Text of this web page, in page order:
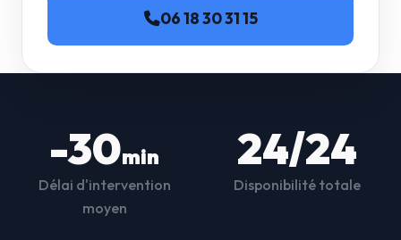
06 18 30 31 15
-30min
Délai d'intervention
moyen
24/24
Disponibilité totale